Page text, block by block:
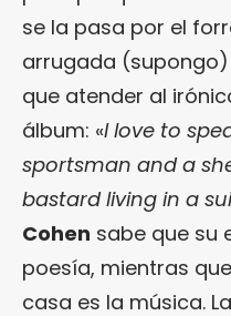
se la pasa por el
arrugada (supongo)
que atender al
álbum: «I love to
sportsman and a
bastard living in a
Cohen sabe que su
poesía, mientras
casa es la música.